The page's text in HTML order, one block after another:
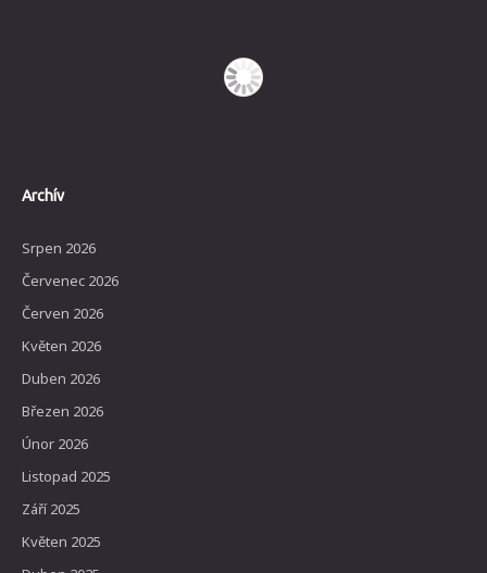
Archív
Srpen 2026
Červenec 2026
Červen 2026
Květen 2026
Duben 2026
Březen 2026
Únor 2026
Listopad 2025
Září 2025
Květen 2025